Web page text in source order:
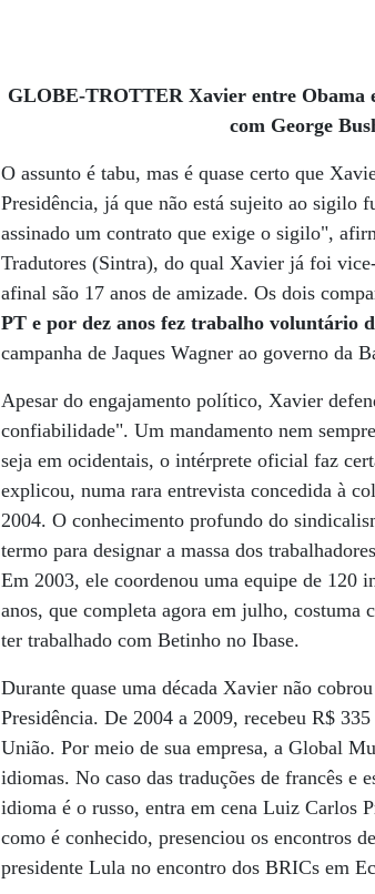
GLOBE-TROTTER Xavier entre
com George
O assunto é tabu, mas é quase certo que
Presidência, já que não está sujeito ao
assinado um contrato que exige o sigilo",
Tradutores (Sintra), do qual Xavier já foi
afinal são 17 anos de amizade. Os dois
PT e por dez anos fez trabalho voluntário
campanha de Jaques Wagner ao governo da
Apesar do engajamento político, Xavier
confiabilidade". Um mandamento nem
seja em ocidentais, o intérprete oficial faz
explicou, numa rara entrevista concedida à
2004. O conhecimento profundo do
termo para designar a massa dos
Em 2003, ele coordenou uma equipe de 120
anos, que completa agora em julho,
ter trabalhado com Betinho no Ibase.
Durante quase uma década Xavier não
Presidência. De 2004 a 2009, recebeu R$
União. Por meio de sua empresa, a Global
idiomas. No caso das traduções de francês
idioma é o russo, entra em cena Luiz Carlos
como é conhecido, presenciou os encontros
presidente Lula no encontro dos BRICs em